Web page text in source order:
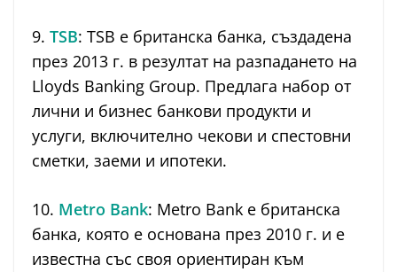
9. TSB: TSB е британска банка, създадена
през 2013 г. в резултат на разпадането на
Lloyds Banking Group. Предлага набор от
лични и бизнес банкови продукти и
услуги, включително чекови и спестовни
сметки, заеми и ипотеки.
10. Metro Bank: Metro Bank е британска
банка, която е основана през 2010 г. и е
известна със своя ориентиран към